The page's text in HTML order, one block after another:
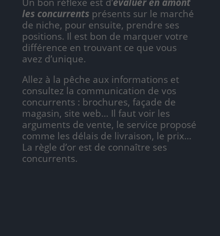
les concurrents présents sur le marché
de niche, pour ensuite, prendre ses
positions. Il est bon de marquer votre
différence en trouvant ce que vous
avez d’unique.
Allez à la pêche aux informations et
consultez la communication de vos
concurrents : brochures, façade de
magasin, site web… Il faut voir les
arguments de vente, le service proposé
comme les délais de livraison, le prix…
La règle d’or est de connaître ses
concurrents.